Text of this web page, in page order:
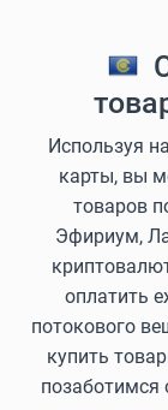
Используя
карты, вы
товаров
Эфириум,
оплатить
потокового
купить
позаботимся